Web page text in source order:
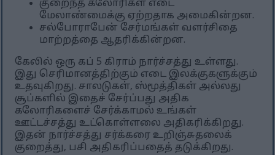
குறைந்த கலோரிகள் எடை
மேலாண்மைக்கு ஏற்றதாக அமைகின்றன.
சல்போராபேன் சேர்மங்கள் வளர்சிதை
மாற்றத்தை ஆதரிக்கின்றன.
கேலில் ஒரு கப் 5 கிராம் நார்ச்சத்து உள்ளது.
இது செரிமானத்திற்கும் எடை இலக்குகளுக்கும்
உதவுகிறது. சாலடுகள், ஸ்மூத்திகள் அல்லது
சூப்களில் இதைச் சேர்ப்பது அதிக
கலோரிகளைச் சேர்க்காமல் உங்கள்
ஊட்டச்சத்து உட்கொள்ளலை அதிகரிக்கிறது.
இதன் நார்ச்சத்து சர்க்கரை உறிஞ்சுதலைக்
குறைத்து, பசி அதிகரிப்பதைத் தடுக்கிறது.